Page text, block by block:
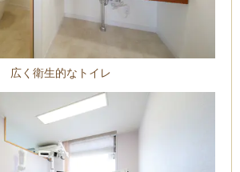
広く衛生的なトイレ